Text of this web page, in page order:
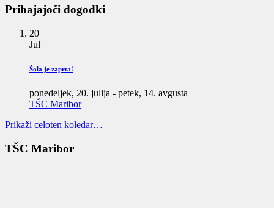
Prihajajoči dogodki
20
Jul
Šola je zaprta!
ponedeljek, 20. julija - petek, 14. avgusta
TŠC Maribor
Prikaži celoten koledar…
TŠC Maribor